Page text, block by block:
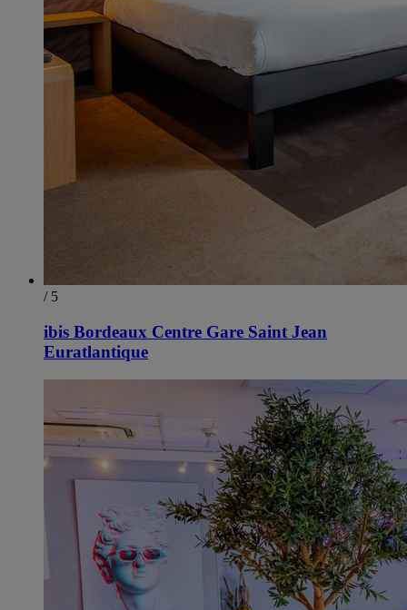
/ 5
ibis Bordeaux Centre Gare Saint Jean
Euratlantique